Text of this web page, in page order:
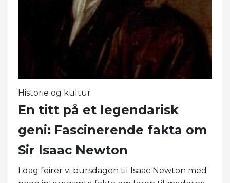
Historie og kultur
En titt på et legendarisk
geni: Fascinerende fakta om
Sir Isaac Newton
I dag feirer vi bursdagen til Isaac Newton med